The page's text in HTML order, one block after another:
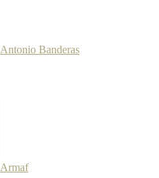
Antonio Banderas
Armaf